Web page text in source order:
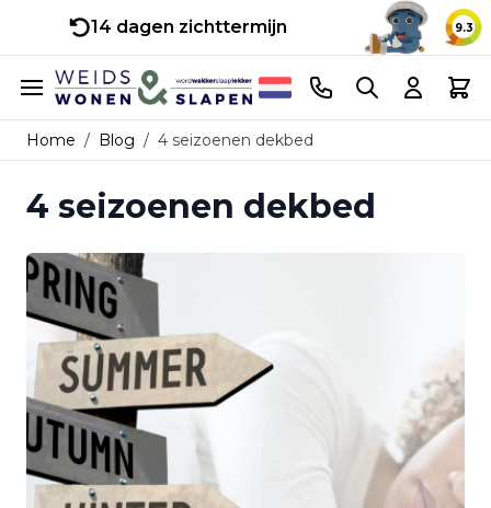
14 dagen zichttermijn 9.3
Ga naar de inhoud
Telefoonnummer
Search Cart
Home / Blog / 4 seizoenen dekbed
4 seizoenen dekbed